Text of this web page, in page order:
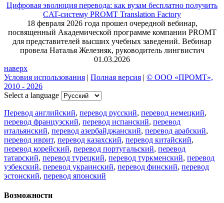
Цифровая эволюция перевода: как вузам бесплатно получить
CAT-систему PROMT Translation Factory
18 февраля 2026 года прошел очередной вебинар,
посвященный Академической программе компании PROMT
для представителей высших учебных заведений. Вебинар
провела Наталья Железняк, руководитель лингвистич
01.03.2026
наверх
Условия использования | Полная версия | © ООО «ПРОМТ»,
2010 - 2026
Select a language
Перевод английский, перевод русский, перевод немецкий,
перевод французский, перевод испанский, перевод
итальянский, перевод азербайджанский, перевод арабский,
перевод иврит, перевод казахский, перевод китайский,
перевод корейский, перевод португальский, перевод
татарский, перевод турецкий, перевод туркменский, перевод
узбекский, перевод украинский, перевод финский, перевод
эстонский, перевод японский
Возможности